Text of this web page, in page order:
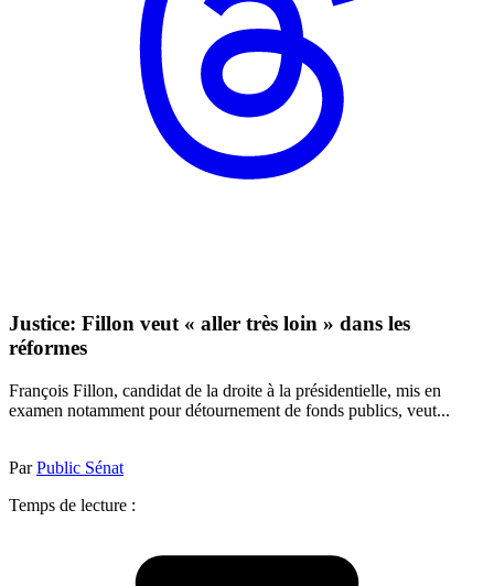
Justice: Fillon veut « aller très loin » dans les
réformes
François Fillon, candidat de la droite à la présidentielle, mis en
examen notamment pour détournement de fonds publics, veut...
ParPublic Sénat
Temps de lecture :